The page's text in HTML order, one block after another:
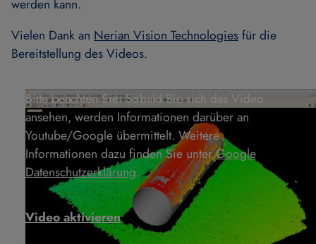
werden kann.
Vielen Dank an Nerian Vision Technologiesfür die
Bereitstellung des Videos.
Bitte beachten Sie: Sobald Sie sich das Video
ansehen, werden Informationen darüber an
Youtube/Google übermittelt. Weitere
Informationen dazu finden Sie unterGoogle
Datenschutzerklärung.
Video aktivieren